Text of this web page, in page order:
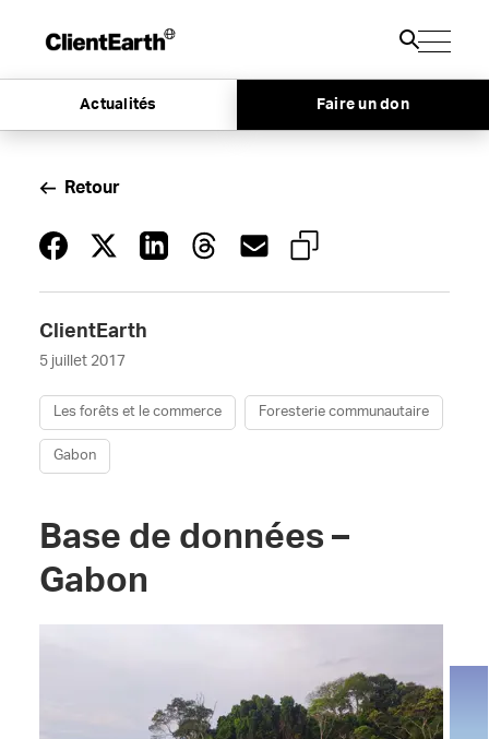
Actualités Faire un don
ClientEarth
5 juillet 2017
Les forêts et le commerce Foresterie communautaire
Gabon
Retour
Base de données –
Gabon